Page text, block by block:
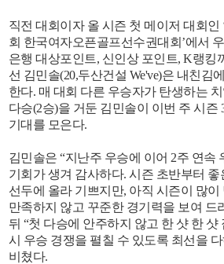
직전 대회이자 올 시즌 첫 메이저 대회인
회 한국여자오픈골프선수권대회’에서
은행 대상포인트, 신인상 포인트, K랭킹
선 김민솔(20,두산건설 We've)은 내친김
한다. 매 대회 다른 우승자가 탄생하는
다승(2승)을 거둔 김민솔이 이번 주 시즌
기대를 모은다.
김민솔은 “지난주 우승에 이어 2주 연속
기회가 생겨 감사하다. 시즌 초반부터
선두에 올라 기쁘지만, 아직 시즌이 많이
만족하지 않고 꾸준한 경기력을 보여 드
뒤 “첫 다승에 안주하지 않고 한 샷 한 샷
시 우승 경쟁을 펼칠 수 있도록 최선을
비쳤다.